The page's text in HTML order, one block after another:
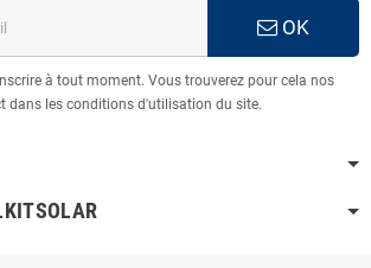
OK
à tout moment. Vous trouverez pour cela nos
dans les conditions d'utilisation du site.